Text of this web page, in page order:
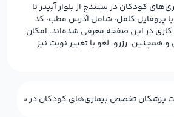
کودکان در سنندج از بلوار آبیدر تا
با پروفایل کامل، شامل آدرس مطب، کد
در این صفحه معرفی شده‌اند. امکان
همچنین، رزرو، لغو یا تغییر نوبت نیز
پزشکان تخصص بیماری‌های کودکان در سنندج